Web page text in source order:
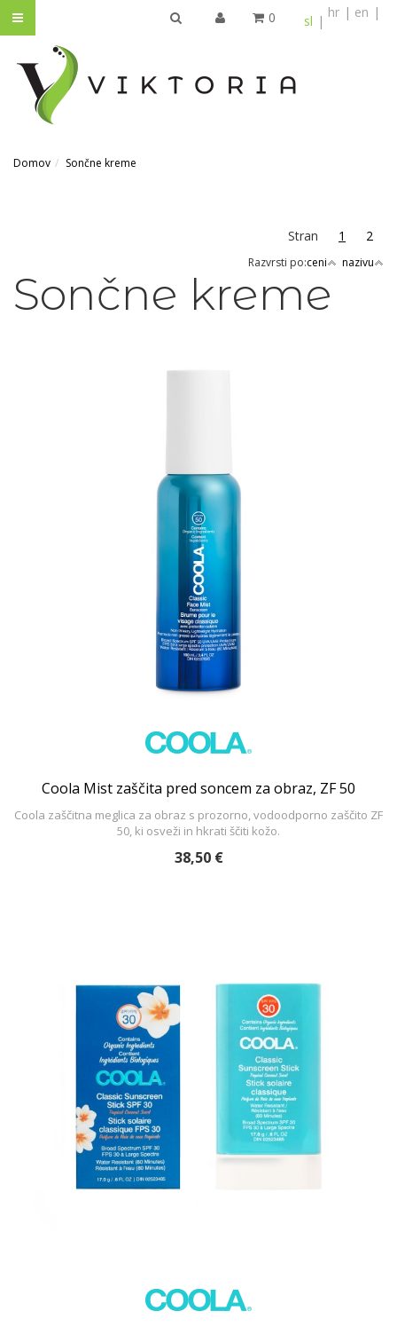
sl
hr en
0
Domov Sončne kreme
Stran 1 2
Razvrsti po:ceni nazivu
Sončne kreme
Coola Mist zaščita pred soncem za obraz, ZF 50
Coola zaščitna meglica za obraz s prozorno, vodoodporno zaščito ZF
50, ki osveži in hkrati ščiti kožo.
38,50 €